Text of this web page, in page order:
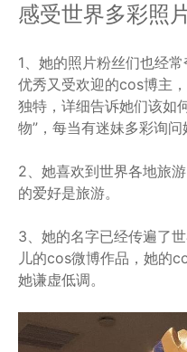
感受世界多彩照
1、她的照片粉丝们也经
优秀又受欢迎的cos博主
独特，详细告诉她们该如
物”，每当有迷妹多彩询问
2、她喜欢到世界各地旅
的爱好是旅游。
3、她的名字已经传遍了
儿的cos微博作品，她的
她谦虚低调。